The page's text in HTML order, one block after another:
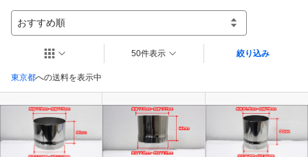
おすすめ順
東京都への送料を表示中
50件表示 絞り込み